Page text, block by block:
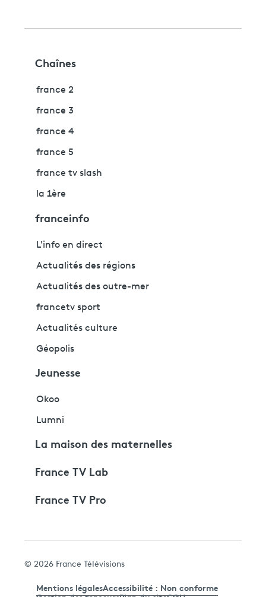
Chaînes
france 2
france 3
france 4
france 5
france tv slash
la 1ère
franceinfo
L'info en direct
Actualités des régions
Actualités des outre-mer
francetv sport
Actualités culture
Géopolis
Jeunesse
Okoo
Lumni
La maison des maternelles
France TV Lab
France TV Pro
© 2026 France Télévisions
Mentions légalesAccessibilité : Non conforme